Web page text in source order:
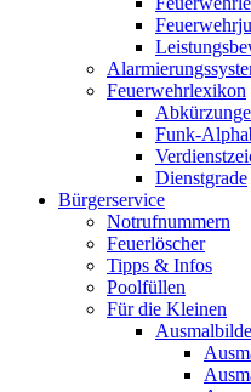
Feuerwehrlexikon
Funk-
Dienstgrade
Bürgerservice
Notrufnummern
Feuerlöscher
Tipps & Infos
Poolfüllen
Für die Kleinen